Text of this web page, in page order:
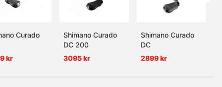
Curado
kr
Shimano Curado
DC 200
3095 kr
Shimano Curado
DC
2899 kr